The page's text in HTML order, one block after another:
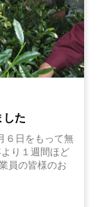
した
６日をもって無
り１週間ほど
員の皆様のお